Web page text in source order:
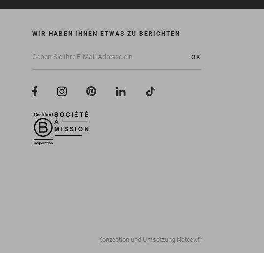
WIR HABEN IHNEN ETWAS ZU BERICHTEN
OK
Konzeption und Umsetzung Nateev.fr